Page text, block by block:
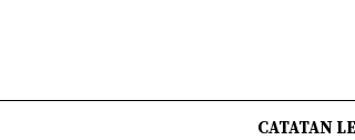
CATATAN